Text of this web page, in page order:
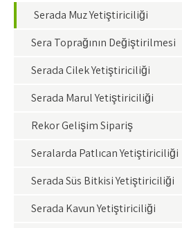
Serada Muz Yetiştiriciliği
Sera Toprağının Değiştirilmesi
Serada Çilek Yetiştiriciliği
Serada Marul Yetiştiriciliği
Rekor Gelişim Sipariş
Seralarda Patlıcan Yetiştiriciliği
Serada Süs Bitkisi Yetiştiriciliği
Serada Kavun Yetiştiriciliği